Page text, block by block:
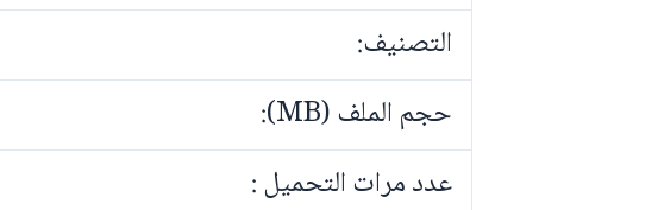
التصنيف:
حجم الملف (MB):
عدد مرات التحميل :